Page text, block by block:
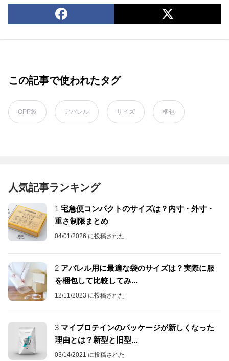
この記事で使われたタグ
OPP袋 アパレル サイズ 梱包
人気記事ランキング
1 宅急便コンパクトのサイズは？内寸・外寸・
重さ制限まとめ
04/01/2026 に投稿された
2 アパレル用に最適な袋のサイズは？実際に服
を梱包して比較してみ...
12/11/2023 に投稿された
3 マイプロテインのパッケージが新しくなった
理由とは？新型と旧型...
03/14/2021 に投稿された